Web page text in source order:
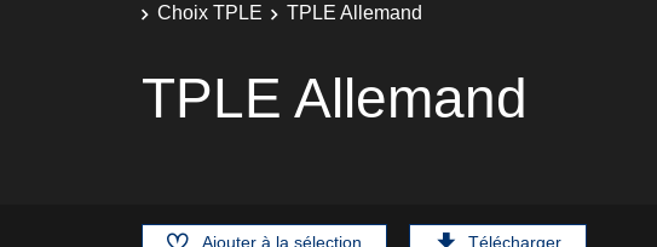
Choix TPLE
TPLE Allemand
TPLE Allemand
Ajouter à la sélection Télécharger